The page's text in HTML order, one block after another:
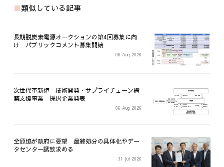
類似している記事
長期脱炭素電源オークションの第4回募集に向
け パブリックコメント募集開始
06 Aug 2026
次世代革新炉 技術開発・サプライチェーン構
築支援事業 採択企業発表
06 Aug 2026
全原協が政府に要望 最終処分の具体化やデー
タセンター誘致求める
31 Jul 2026